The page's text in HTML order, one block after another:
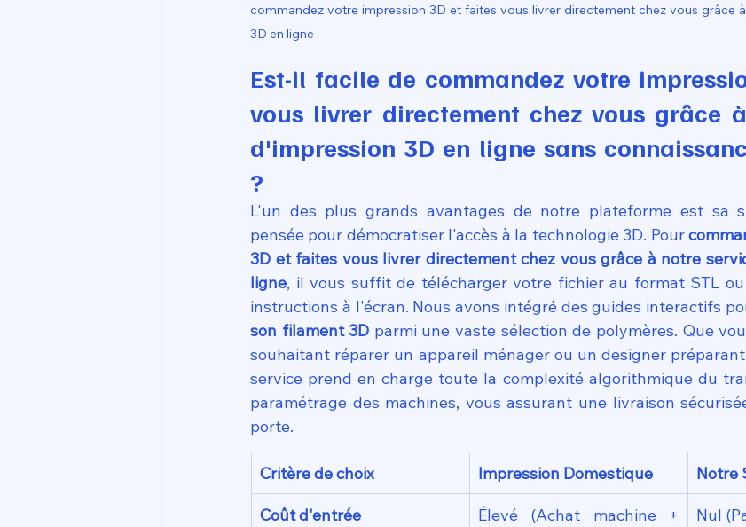
commandez votre impression 3D et faites vous livrer directement chez vous grâce
3D en ligne
Est-il facile de commandez votre
vous livrer directement chez vous grâce
d'impression 3D en ligne sans
?
L'un des plus grands avantages de notre plateforme est sa
pensée pour démocratiser l'accès à la technologie 3D. Pour
3D et faites vous livrer directement chez vous grâce à notre
ligne, il vous suffit de télécharger votre fichier au format STL
instructions à l'écran. Nous avons intégré des guides interactifs
son filament 3D parmi une vaste sélection de polymères. Que
souhaitant réparer un appareil ménager ou un designer
service prend en charge toute la complexité algorithmique du
paramétrage des machines, vous assurant une livraison
porte.
Critère de choix Impression Domestique Notre
Coût d'entrée
Élevé (Achat machine +
Nul